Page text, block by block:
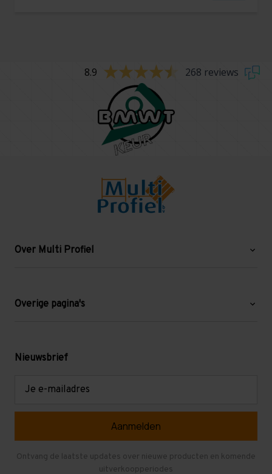
8.9 268 reviews
Over Multi Profiel
Blog
Levering en afhalen
Overige pagina's
Mezzanine
Gebruikte entresolvloeren
Nieuwsbrief
Ontvang de laatste updates over nieuwe producten en komende
uitverkoopperiodes